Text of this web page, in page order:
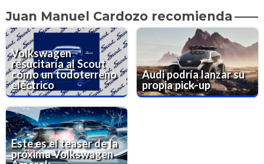
Juan Manuel Cardozo recomienda
Volkswagen
resucitaría al Scout
como un todoterreno
eléctrico
Audi podría lanzar su
propia pick-up
Este es el teaser de la
próxima Volkswagen